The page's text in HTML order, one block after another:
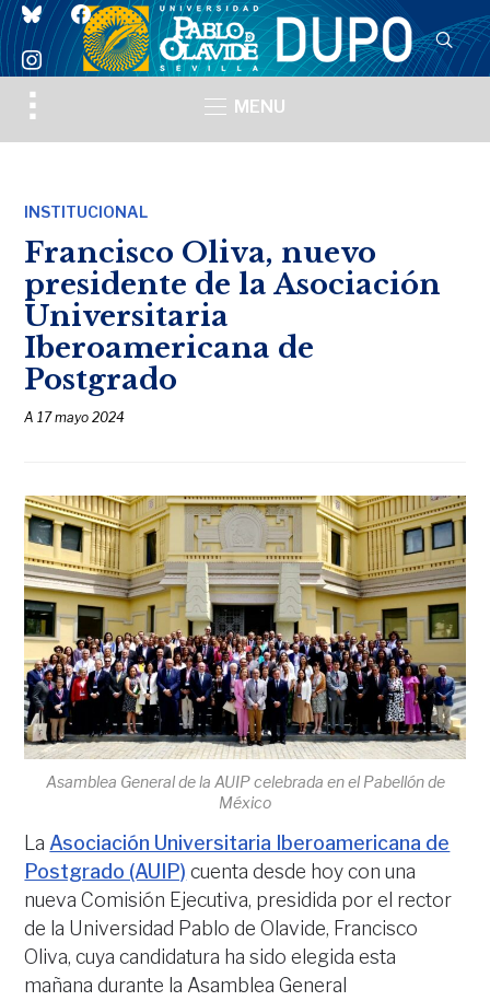
blueskyfacebook
instagram
Toggle
sidebar
MENU
INSTITUCIONAL
Francisco Oliva, nuevo
presidente de la Asociación
Universitaria
Iberoamericana de
Postgrado
A17 mayo 2024
Asamblea General de la AUIP celebrada en el Pabellón de
México
La Asociación Universitaria Iberoamericana de
Postgrado (AUIP) cuenta desde hoy con una
nueva Comisión Ejecutiva, presidida por el rector
de la Universidad Pablo de Olavide, Francisco
Oliva, cuya candidatura ha sido elegida esta
mañana durante la Asamblea General